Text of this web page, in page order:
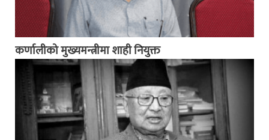
कर्णालीको मुख्यमन्त्रीमा शाही नियुक्त